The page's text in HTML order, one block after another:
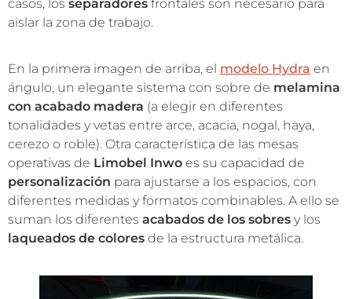
casos, los separadores frontales son necesario para
aislar la zona de trabajo.
En la primera imagen de arriba, el modelo Hydra en
ángulo, un elegante sistema con sobre de melamina
con acabado madera (a elegir en diferentes
tonalidades y vetas entre arce, acacia, nogal, haya,
cerezo o roble). Otra característica de las mesas
operativas de Limobel Inwo es su capacidad de
personalización para ajustarse a los espacios, con
diferentes medidas y formatos combinables. A ello se
suman los diferentes acabados de los sobres y los
laqueados de colores de la estructura metálica.